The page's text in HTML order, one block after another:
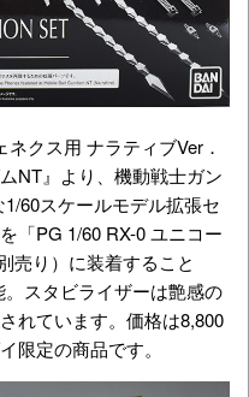
クス用 ナラティブVer．
NT』より、機動戦士ガン
60スケールモデル拡張セ
「PG 1/60 RX-0 ユニコー
売り）に装着すること
スタビライザーは艶感の
れています。価格は8,800
限定の商品です。